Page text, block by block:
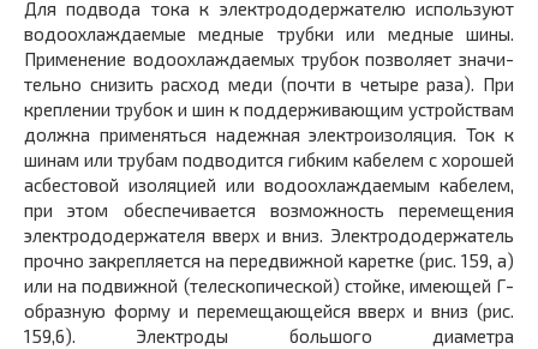
Для подвода тока к электрододержателю используют
водоохлаждаемые медные трубки или медные шины.
Применение водоохлаждаемых трубок позволяет значи­
тельно снизить расход меди (почти в четыре раза). При
креплении трубок и шин к поддерживающим устройст­вам
должна применяться надежная электроизоляция. Ток к
шинам или трубам подводится гибким кабелем с хорошей
асбестовой изоляцией или водоохлаждаемым кабелем,
при этом обеспечивается возможность переме­щения
электрододержателя вверх и вниз. Электрододержатель
прочно закрепляется на передвижной каретке (рис. 159, а)
или на подвижной (телескопической) стой­ке, имеющей Г-
образную форму и перемещающейся вверх и вниз (рис.
159,6). Электроды большого диамет­ра